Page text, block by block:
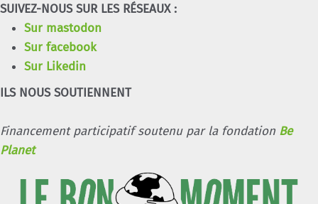
SUIVEZ-NOUS SUR LES RÉSEAUX :
Sur mastodon
Sur facebook
Sur Likedin
ILS NOUS SOUTIENNENT
Financement participatif soutenu par la fondation Be
Planet